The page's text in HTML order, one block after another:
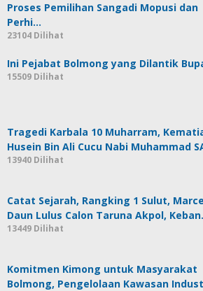
Proses Pemilihan Sangadi Mopusi dan
Perhi…
23104 Dilihat
Ini Pejabat Bolmong yang Dilantik
15509 Dilihat
Tragedi Karbala 10 Muharram,
Husein Bin Ali Cucu Nabi Muhammad
13940 Dilihat
Catat Sejarah, Rangking 1 Sulut,
Daun Lulus Calon Taruna Akpol,
13449 Dilihat
Komitmen Kimong untuk Masyarakat
Bolmong, Pengelolaan Kawasan